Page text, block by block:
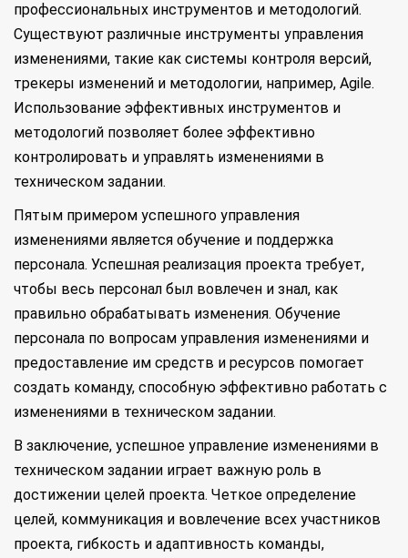
профессиональных инструментов и методологий.
Существуют различные инструменты управления
изменениями, такие как системы контроля версий,
трекеры изменений и методологии, например, Agile.
Использование эффективных инструментов и
методологий позволяет более эффективно
контролировать и управлять изменениями в
техническом задании.
Пятым примером успешного управления
изменениями является обучение и поддержка
персонала. Успешная реализация проекта требует,
чтобы весь персонал был вовлечен и знал, как
правильно обрабатывать изменения. Обучение
персонала по вопросам управления изменениями и
предоставление им средств и ресурсов помогает
создать команду, способную эффективно работать с
изменениями в техническом задании.
В заключение, успешное управление изменениями в
техническом задании играет важную роль в
достижении целей проекта. Четкое определение
целей, коммуникация и вовлечение всех участников
проекта, гибкость и адаптивность команды,